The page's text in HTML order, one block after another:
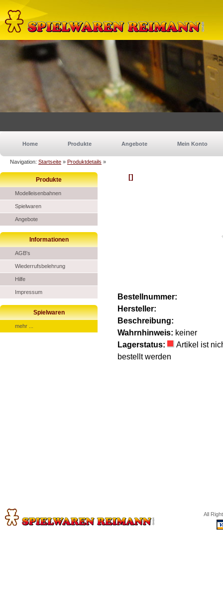
Home Produkte Angebote Mein Konto
Navigation: Startseite » Produktdetails »
Produkte
Modelleisenbahnen
Spielwaren
Angebote
Informationen
AGB's
Wiederrufsbelehrung
Hilfe
Impressum
Spielwaren
mehr ...
[]
Bestellnummer:
Hersteller:
Beschreibung:
Wahrnhinweis: keiner
Lagerstatus:
Artikel ist
bestellt werden
All